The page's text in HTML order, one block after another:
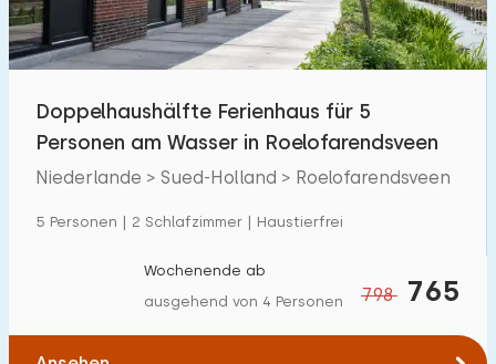
Entfernungen
Zum Meer(max. km):
Zum Wald(max. km):
5 10
Doppelhaushälfte Ferienhaus für 5
Personen am Wasser in Roelofarendsveen
Niederlande > Sued-Holland > Roelofarendsveen
5 Personen | 2 Schlafzimmer | Haustierfrei
798 765
Wochenende ab
ausgehend von 4 Personen